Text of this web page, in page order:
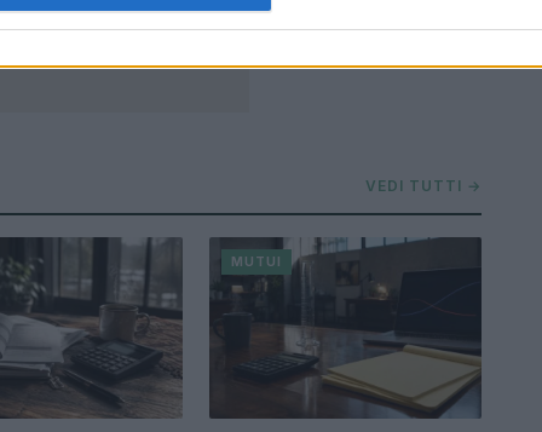
VEDI TUTTI →
MUTUI